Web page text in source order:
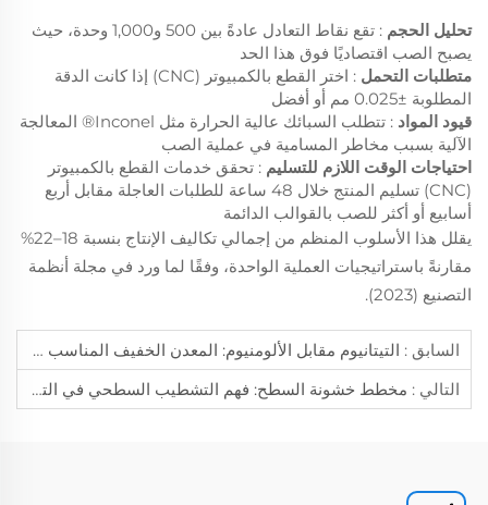
تحليل الحجم
: تقع نقاط التعادل عادةً بين 500 و1,000 وحدة، حيث
يصبح الصب اقتصاديًا فوق هذا الحد
متطلبات التحمل
: اختر القطع بالكمبيوتر (CNC) إذا كانت الدقة
المطلوبة ±0.025 مم أو أفضل
قيود المواد
: تتطلب السبائك عالية الحرارة مثل Inconel® المعالجة
الآلية بسبب مخاطر المسامية في عملية الصب
احتياجات الوقت اللازم للتسليم : تحقق خدمات القطع بالكمبيوتر
(CNC) تسليم المنتج خلال 48 ساعة للطلبات العاجلة مقابل أربع
أسابيع أو أكثر للصب بالقوالب الدائمة
يقلل هذا الأسلوب المنظم من إجمالي تكاليف الإنتاج بنسبة 18–22%
مقارنةً باستراتيجيات العملية الواحدة، وفقًا لما ورد في مجلة أنظمة
التصنيع (2023).
السابق : التيتانيوم مقابل الألومنيوم: المعدن الخفيف المناسب لمشروعك
التالي : مخطط خشونة السطح: فهم التشطيب السطحي في التصنيع